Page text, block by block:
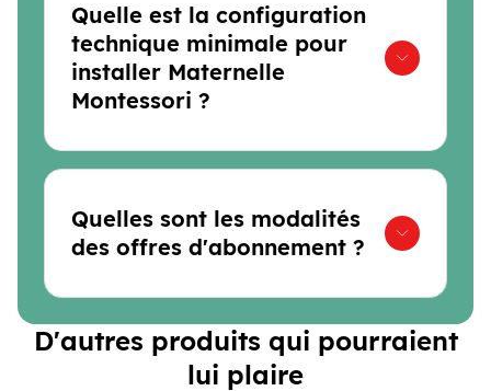
Quelle est la configuration
technique minimale pour
installer Maternelle
Montessori ?
Quelles sont les modalités
des offres d'abonnement ?
D'autres produits qui pourraient
lui plaire